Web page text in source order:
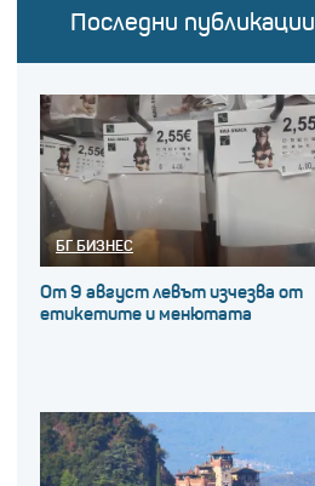
Последни публикации
БГ БИЗНЕС
От 9 август левът изчезва от
етикетите и менютата